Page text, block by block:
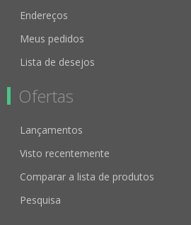
Endereços
Meus pedidos
Lista de desejos
Ofertas
Lançamentos
Visto recentemente
Comparar a lista de produtos
Pesquisa